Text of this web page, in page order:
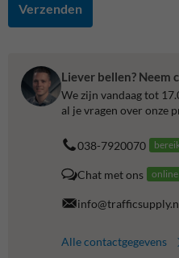
Verzenden
Liever bellen? Neem
We zijn vandaag tot
al je vragen over onze
038-7920070
Chat met ons online
Alle contactgegevens